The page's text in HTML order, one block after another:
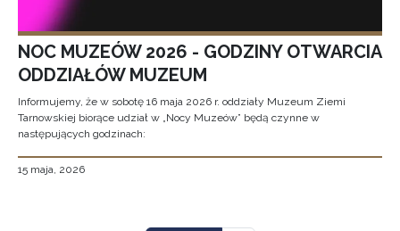
NOC MUZEÓW 2026 - GODZINY OTWARCIA
ODDZIAŁÓW MUZEUM
Informujemy, że w sobotę 16 maja 2026 r. oddziały Muzeum Ziemi
Tarnowskiej biorące udział w „Nocy Muzeów” będą czynne w
następujących godzinach:
15 maja, 2026